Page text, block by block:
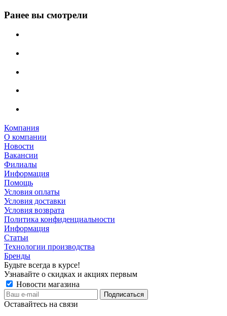
Ранее вы смотрели
Компания
О компании
Новости
Вакансии
Филиалы
Информация
Помощь
Условия оплаты
Условия доставки
Условия возврата
Политика конфиденциальности
Информация
Статьи
Технологии производства
Бренды
Будьте всегда в курсе!
Узнавайте о скидках и акциях первым
Новости магазина
Оставайтесь на связи